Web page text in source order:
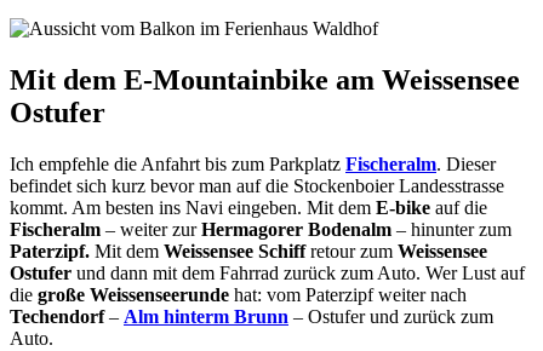
Mit dem E-Mountainbike am Weissensee
Ostufer
Ich empfehle die Anfahrt bis zum Parkplatz Fischeralm. Dieser
befindet sich kurz bevor man auf die Stockenboier Landesstrasse
kommt. Am besten ins Navi eingeben. Mit dem E-bike auf die
Fischeralm – weiter zurHermagorer Bodenalm – hinunter zum
Paterzipf. Mit dem Weissensee Schiffretour zum Weissensee
Ostufer und dann mit dem Fahrrad zurück zum Auto. Wer Lust auf
die große Weissenseerunde hat: vom Paterzipf weiter nach
Techendorf– Alm hinterm Brunn – Ostufer und zurück zum
Auto.